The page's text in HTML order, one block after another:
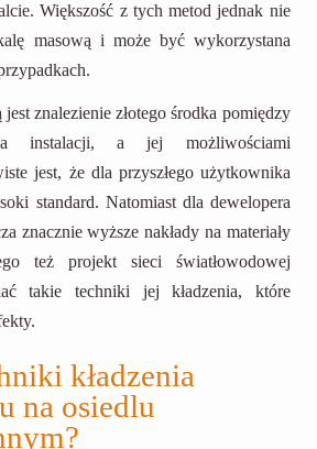
Większość z tych metod jednak nie
masową i może być wykorzystana
znalezienie złotego środka pomiędzy
instalacji, a jej możliwościami
jest, że dla przyszłego użytkownika
standard. Natomiast dla dewelopera
znacznie wyższe nakłady na materiały
też projekt sieci światłowodowej
takie techniki jej kładzenia, które
kładzenia
na osiedlu